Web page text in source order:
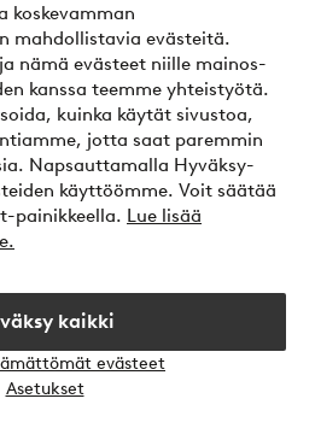
koskevamman
mahdollistavia evästeitä.
nämä evästeet niille mainos-
kanssa teemme yhteistyötä.
kuinka käytät sivustoa,
jotta saat paremmin
Napsauttamalla Hyväksy-
käyttöömme. Voit säätää
painikkeella. Lue lisää
kaikki
evästeet
Asetukset
– maksa nyt tai erissä
maksuvaihtoehdoistamme?